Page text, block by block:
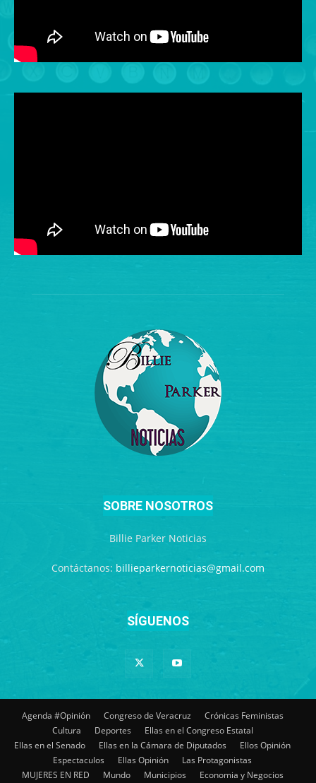
SOBRE NOSOTROS
Billie Parker Noticias
Contáctanos: billieparkernoticias@gmail.com
SÍGUENOS
Agenda #Opinión Congreso de Veracruz
Crónicas Feministas
Cultura
Deportes
Ellas en el Congreso Estatal
Ellas en el Senado
Ellas en la Cámara de Diputados
Ellos Opinión
Espectaculos
Ellas Opinión
Las Protagonistas
MUJERES EN RED
Mundo Municipios Economia y Negocios